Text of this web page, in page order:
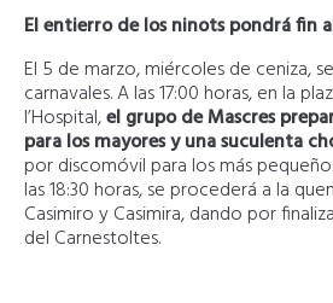
El entierro de los ninots pondrá fin
El 5 de marzo, miércoles de ceniza,
carnavales. A las 17:00 horas, en la
l’Hospital,el grupo de Mascres
para los mayores y una suculenta
por discomóvil para los más
las 18:30 horas, se procederá a la
Casimiro y Casimira, dando por
del Carnestoltes.